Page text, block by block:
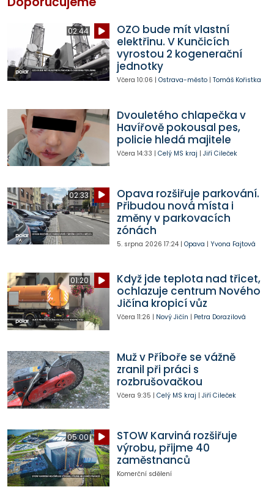
02:44
OZO bude mít vlastní
elektřinu. V Kunčicích
vyrostou 2 kogenerační
jednotky
Včera 10:06 | Ostrava-město| Tomáš Kořistka
Dvouletého chlapečka v
Havířově pokousal pes,
policie hledá majitele
Včera 14:33 | Celý MS kraj | Jiří Cileček
02:33
Opava rozšiřuje parkování.
Přibudou nová místa i
změny v parkovacích
zónách
5. srpna 2026 17:24| Opava | Yvona Fajtová
01:20
Když jde teplota nad třicet,
ochlazuje centrum Nového
Jičína kropicí vůz
Včera 11:26 | Nový Jičín | Petra Dorazilová
Muž v Příboře se vážně
zranil při práci s
rozbrušovačkou
Včera 9:35 | Celý MS kraj | Jiří Cileček
05:00
STOW Karviná rozšiřuje
výrobu, přijme 40
zaměstnanců
Komerční sdělení